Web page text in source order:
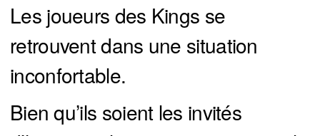
Les joueurs des Kings se
retrouvent dans une situation
inconfortable.
Bien qu’ils soient les invités